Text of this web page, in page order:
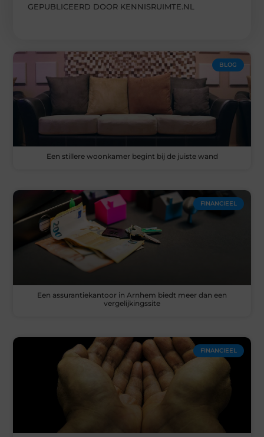
GEPUBLICEERD DOOR KENNISRUIMTE.NL
BLOG
Een stillere woonkamer begint bij de juiste wand
FINANCIEEL
Een assurantiekantoor in Arnhem biedt meer dan een
vergelijkingssite
FINANCIEEL